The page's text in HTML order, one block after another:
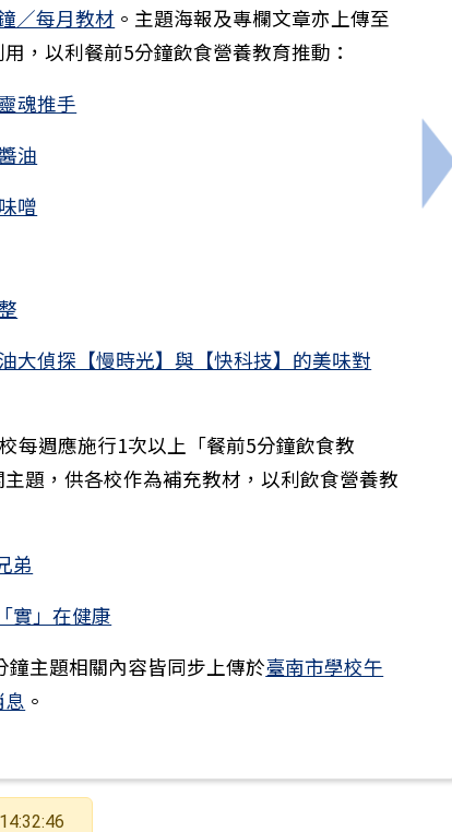
中小動物保護教育宣導繪畫比賽，請學生踴躍參與
／每月教材 。主題海報及專欄文章亦上傳至
，以利餐前5分鐘飲食營養教育推動：
魂推手
油
噌
大偵探【慢時光】與【快科技】的美味對
每週應施行1次以上「餐前5分鐘飲食教
題，供各校作為補充教材，以利飲食營養教
弟
實」在健康
鐘主題相關內容皆同步上傳於臺南市學校午
。